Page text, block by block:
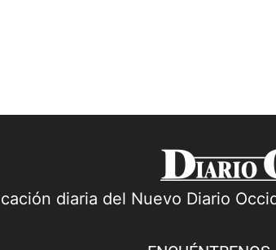
diaria del Nuevo Diario